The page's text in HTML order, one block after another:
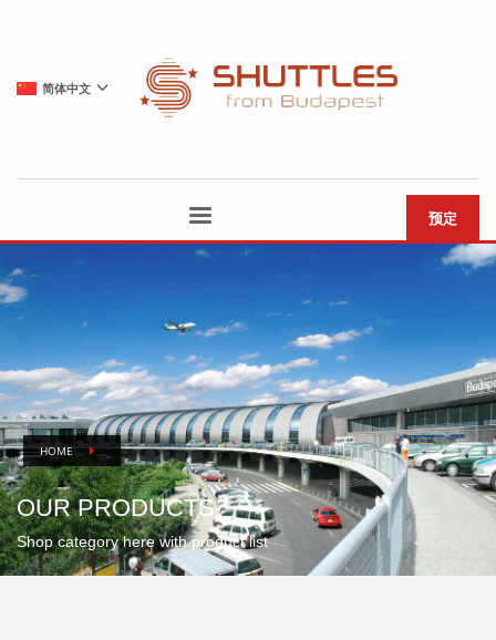
简体中文
预定
HOME
OUR PRODUCTS
Shop category here with product list